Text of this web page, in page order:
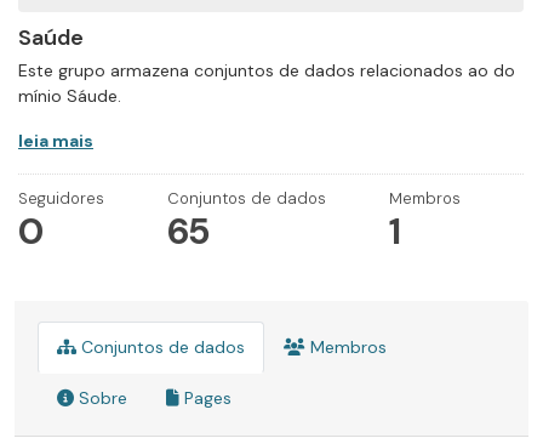
Saúde
Este grupo armazena conjuntos de dados relacionados ao do
mínio Sáude.
leia mais
Seguidores
0
Conjuntos de dados
65
Membros
1
Conjuntos de dados Membros
Sobre Pages